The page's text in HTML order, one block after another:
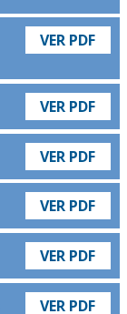
VER PDF
VER PDF
VER PDF
VER PDF
VER PDF
VER PDF